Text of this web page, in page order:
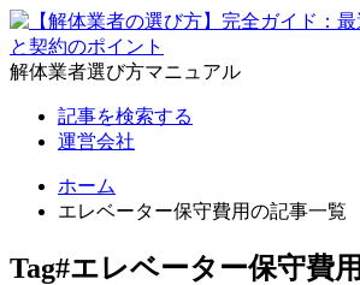
解体業者選び方マニュアル
記事を検索する
運営会社
ホーム
エレベーター保守費用の記事一覧
Tag#エレベーター保守費用